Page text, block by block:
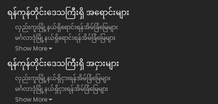
ရန်​ကုန်တိုင်းဒေသကြီး​ရှိ အရောင်းများ
လှည်းကူးမြို့နယ်ရှိရောင်းရန်အိမ်ခြံမြေများ
မင်္ဂလာဒုံမြို့နယ်ရှိရောင်းရန်အိမ်ခြံမြေများ
Show More
ရန်​ကုန်တိုင်းဒေသကြီး​ရှိ အငှားများ
လှည်းကူးမြို့နယ်ရှိငှားရန်အိမ်ခြံမြေများ
မင်္ဂလာဒုံမြို့နယ်ရှိငှားရန်အိမ်ခြံမြေများ
Show More